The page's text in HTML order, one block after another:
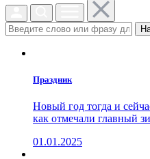
Праздник
Новый год тогда и
как отмечали главный
01.01.2025